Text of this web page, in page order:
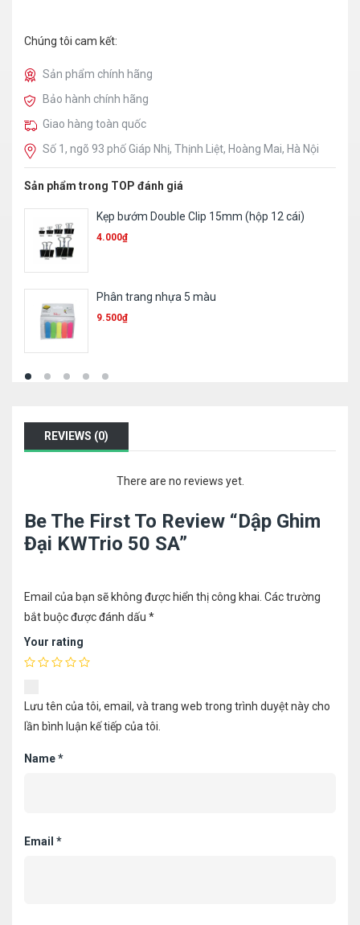
Chúng tôi cam kết:
Sản phẩm chính hãng
Bảo hành chính hãng
Giao hàng toàn quốc
Số 1, ngõ 93 phố Giáp Nhị, Thịnh Liệt, Hoàng Mai, Hà Nội
Sản phẩm trong TOP đánh giá
Ruột bút 023
1.000₫
Bút sơn Toyo 101
11.300
REVIEWS (0)
There are no reviews yet.
Be The First To Review “Dập Ghim
Đại KWTrio 50 SA”
Email của bạn sẽ không được hiển thị công khai. Các trường
bắt buộc được đánh dấu *
Your rating
Lưu tên của tôi, email, và trang web trong trình duyệt này cho
lần bình luận kế tiếp của tôi.
Name*
Email *